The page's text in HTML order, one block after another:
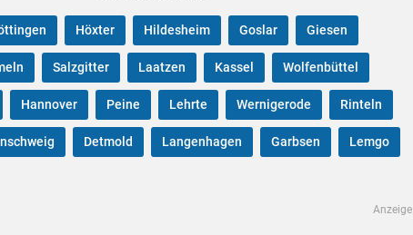
Höxter Hildesheim Goslar Giesen
Salzgitter Laatzen Kassel Wolfenbüttel
Hannover Peine Lehrte Wernigerode Rinteln
Detmold Langenhagen Garbsen Lemgo
Anzeige